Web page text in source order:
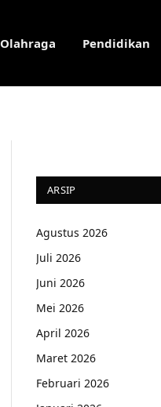
Olahraga Pendidikan
ARSIP
Agustus 2026
Juli 2026
Juni 2026
Mei 2026
April 2026
Maret 2026
Februari 2026